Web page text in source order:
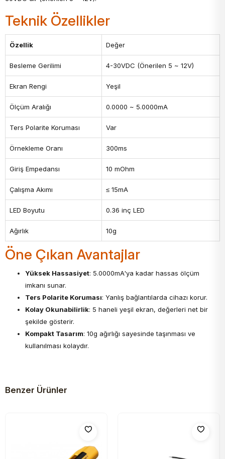
Teknik Özellikler
Özellik Değer
Besleme Gerilimi 4-30VDC (Önerilen 5 ~ 12V)
Ekran Rengi Yeşil
Ölçüm Aralığı 0.0000 ~ 5.0000mA
Ters Polarite Koruması Var
Örnekleme Oranı 300ms
Giriş Empedansı 10 mOhm
Çalışma Akımı ≤ 15mA
LED Boyutu 0.36 inç LED
Ağırlık 10g
Öne Çıkan Avantajlar
Yüksek Hassasiyet: 5.0000mA'ya kadar hassas ölçüm
imkanı sunar.
Ters Polarite Koruması: Yanlış bağlantılarda cihazı korur.
Kolay Okunabilirlik: 5 haneli yeşil ekran, değerleri net bir
şekilde gösterir.
Kompakt Tasarım: 10g ağırlığı sayesinde taşınması ve
kullanılması kolaydır.
Benzer Ürünler